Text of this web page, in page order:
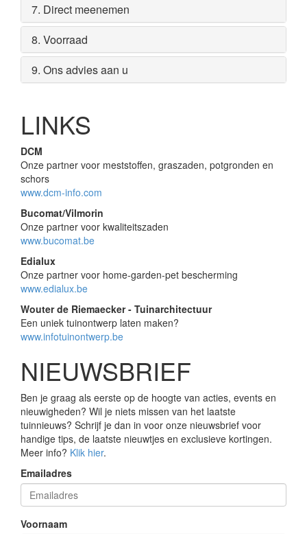
7. Direct meenemen
8. Voorraad
9. Ons advies aan u
LINKS
DCM
Onze partner voor meststoffen, graszaden, potgronden en
schors
www.dcm-info.com
Bucomat/Vilmorin
Onze partner voor kwaliteitszaden
www.bucomat.be
Edialux
Onze partner voor home-garden-pet bescherming
www.edialux.be
Wouter de Riemaecker - Tuinarchitectuur
Een uniek tuinontwerp laten maken?
www.infotuinontwerp.be
NIEUWSBRIEF
Ben je graag als eerste op de hoogte van acties, events en
nieuwigheden? Wil je niets missen van het laatste
tuinnieuws? Schrijf je dan in voor onze nieuwsbrief voor
handige tips, de laatste nieuwtjes en exclusieve kortingen.
Meer info? Klik hier.
Emailadres
Voornaam